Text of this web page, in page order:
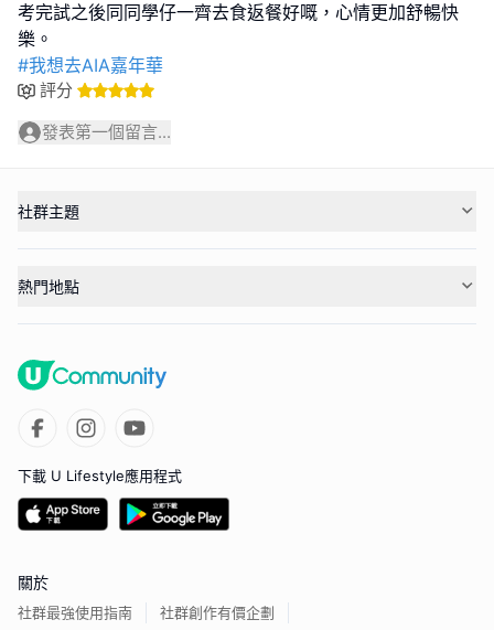
考完試之後同同學仔一齊去食返餐好嘅，心情更加舒暢快
#我想去AIA嘉年華
評分
發表第一個留言...
社群主題
熱門地點
下載 U Lifestyle應用程式
關於
社群最強使用指南 社群創作有價企劃